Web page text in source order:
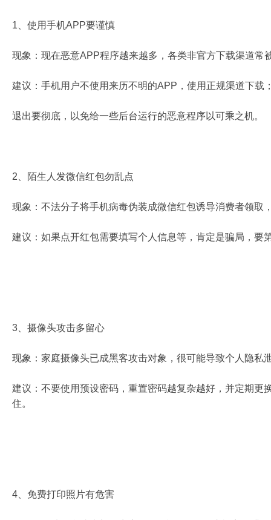
1、使用手机APP要谨慎
现象：现在恶意APP程序越来越多，各类非官方下载渠道常
建议：手机用户不使用来历不明的APP，使用正规渠道下载
退出要彻底，以免给一些后台运行的恶意程序以可乘之机。
2、陌生人发微信红包勿乱点
现象：不法分子将手机病毒伪装成微信红包诱导消费者领取
建议：如果点开红包需要填写个人信息等，肯定是骗局，
3、摄像头攻击多留心
现象：家庭摄像头已成黑客攻击对象，很可能导致个人隐私
建议：不要使用预设密码，重置密码越复杂越好，并定期
住。
4、免费打印照片有危害